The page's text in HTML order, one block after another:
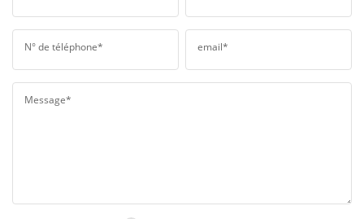
N° de téléphone* email*
Message*